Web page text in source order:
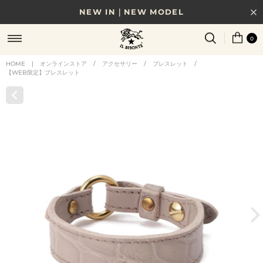
NEW IN｜NEW MODEL
8/17(月)10時まで｜税込11,000円以上で送料無料
贈る相手やシーンから選べる、新しいギフトガイド
0
HOME | オンラインストア / アクセサリー / ブレスレット
/
【WEB限定】ブレスレット